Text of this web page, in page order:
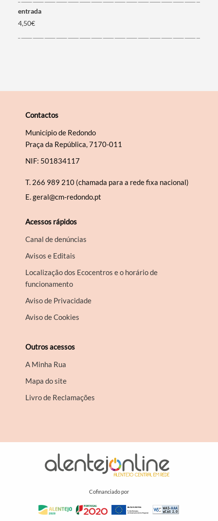
Filtros
entrada
4,50€
Contactos
Município de Redondo
Praça da República, 7170-011
NIF: 501834117
T. 266 989 210 (chamada para a rede fixa nacional)
E.geral@cm-redondo.pt
Acessos rápidos
Canal de denúncias
Avisos e Editais
Localização dos Ecocentros e o horário de
funcionamento
Aviso de Privacidade
Aviso de Cookies
Outros acessos
A Minha Rua
Mapa do site
Livro de Reclamações
Cofinanciado por